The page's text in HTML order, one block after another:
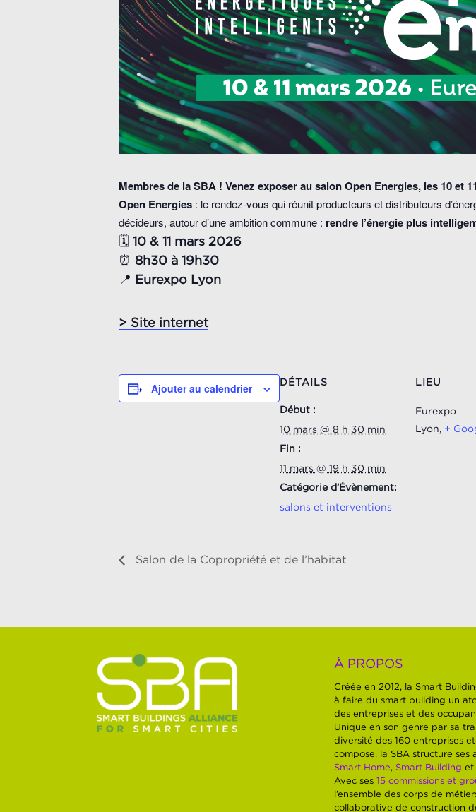
Membres de la SBA ! Venez exposer au salon Open Energies, les 10 et
Open Energies : le rendez-vous qui réunit producteurs et distributeurs
décideurs, autour d’une ambition commune : rendre l’énergie plus
🗓️ 10 & 11 mars 2026
⏰ 8h30 à 19h30
📍 Eurexpo Lyon
> Site internet
Ajouter au calendrier DÉTAILS
Début :
10 mars @ 8 h 30 min
Fin :
11 mars @ 19 h 30 min
Catégorie d’Évènement:
salons et interventions
LIEU
Eurexpo
Lyon, +
Salon de la Copropriété et de l’habitat
À PROPOS
Créée en 2012, la Smart
à faire du smart building un
des entreprises et des
Unique en son genre par sa
diversité des 160 entreprises
compose, la SBA structure ses
Smart Home, Smart Building et
Avec ses15 commissions et
l’ensemble des corps de
collaborative de construction